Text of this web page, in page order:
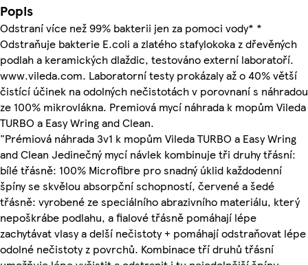
Popis
Odstraní více než 99% bakterii jen za pomoci vody* *
Odstraňuje bakterie E.coli a zlatého stafylokoka z dřevěných
podlah a keramických dlaždic, testováno externí laboratoří.
www.vileda.com. Laboratorní testy prokázaly až o 40% větší
čistící účinek na odolných nečistotách v porovnaní s náhradou
ze 100% mikrovlákna. Premiová mycí náhrada k mopům Vileda
TURBO a Easy Wring and Clean.
"Prémiová náhrada 3v1 k mopům Vileda TURBO a Easy Wring
and Clean Jedinečný mycí návlek kombinuje tři druhy třásní:
bílé třásně: 100% Microfibre pro snadný úklid každodenní
špíny se skvělou absorpční schopností, červené a šedé
třásně: vyrobené ze speciálního abrazivního materiálu, který
nepoškrábe podlahu, a fialové třásně pomáhají lépe
zachytávat vlasy a delší nečistoty + pomáhají odstraňovat lépe
odolné nečistoty z povrchů. Kombinace tří druhů třásní